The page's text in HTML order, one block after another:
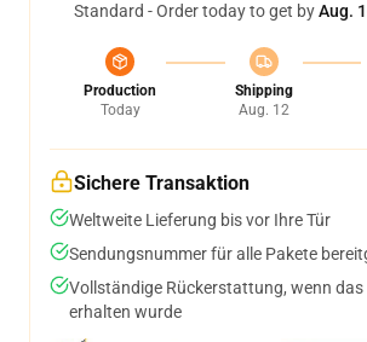
Standard - Order today to get byAug.
Production
Today
Shipping
Aug. 12
Sichere Transaktion
Weltweite Lieferung bis vor Ihre Tür
Sendungsnummer für alle Pakete
Vollständige Rückerstattung, wenn
erhalten wurde